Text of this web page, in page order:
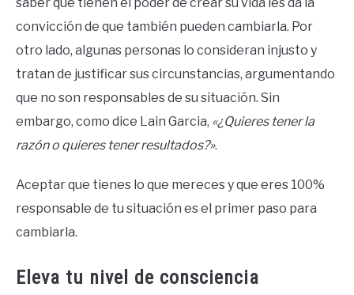
saber que tienen el poder de crear su vida les da la
convicción de que también pueden cambiarla. Por
otro lado, algunas personas lo consideran injusto y
tratan de justificar sus circunstancias, argumentando
que no son responsables de su situación. Sin
embargo, como dice Lain Garcia, «¿Quieres tener la
razón o quieres tener resultados?».
Aceptar que tienes lo que mereces y que eres 100%
responsable de tu situación es el primer paso para
cambiarla.
Eleva tu nivel de consciencia